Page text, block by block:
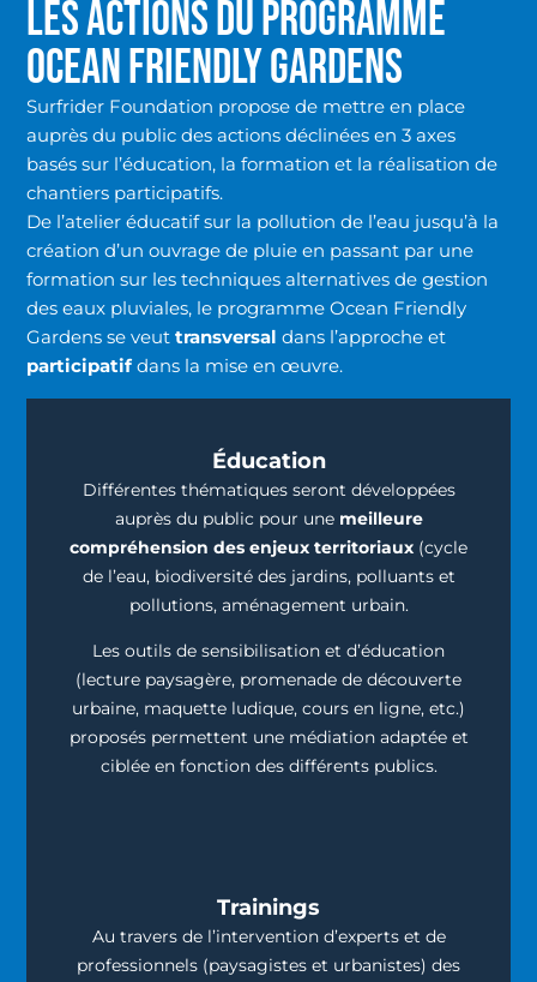
LES ACTIONS DU PROGRAMME
OCEAN FRIENDLY GARDENS
Surfrider Foundation propose de mettre en place
auprès du public des actions déclinées en 3 axes
basés sur l’éducation, la formation et la réalisation de
chantiers participatifs.
De l’atelier éducatif sur la pollution de l’eau jusqu’à la
création d’un ouvrage de pluie en passant par une
formation sur les techniques alternatives de gestion
des eaux pluviales, le programme Ocean Friendly
Gardens se veuttransversal dans l’approche et
participatifdans la mise en œuvre.
Éducation
Différentes thématiques seront développées
auprès du public pour une meilleure
compréhension des enjeux territoriaux (cycle
de l’eau, biodiversité des jardins, polluants et
pollutions, aménagement urbain.
Les outils de sensibilisation et d’éducation
(lecture paysagère, promenade de découverte
urbaine, maquette ludique, cours en ligne, etc.)
proposés permettent une médiation adaptée et
ciblée en fonction des différents publics.
Trainings
Au travers de l’intervention d’experts et de
professionnels (paysagistes et urbanistes) des